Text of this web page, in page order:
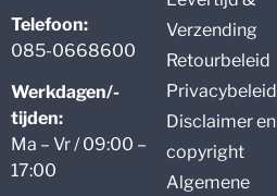
Telefoon:
085-0668600
Werkdagen/-
tijden:
Ma – Vr / 09:00 –
17:00
Verzending
Retourbeleid
Privacybeleid
Disclaimer en
copyright
Algemene